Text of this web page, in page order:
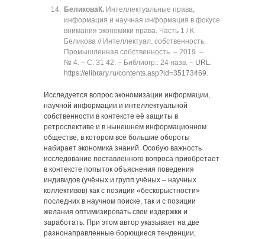
БеликоваК. Интеллектуальные права,
информация и научная информация в фокусе
внимания экономики права. Часть 1 / К.
Беликова // Интеллектуал. собственность.
Промышленная собственность. ‒ 2019. ‒
№ 4. ‒ C. 31 42. ‒ Библиогр.: 24 назв. ‒ URL:
https://elibrary.ru/contents.asp?id=35173469.
Исследуется вопрос экономизации информации,
научной информации и интеллектуальной
собственности в контексте её защиты в
ретроспективе и в нынешнем информационном
обществе, в котором всё большие обороты
набирает экономика знаний. Особую важность
исследование поставленного вопроса приобретает
в контексте попыток объяснения поведения
индивидов (учёных и групп учёных ‒ научных
коллективов) как с позиции «бескорыстности»
последних в научном поиске, так и с позиции
желания оптимизировать свои издержки и
заработать. При этом автор указывает на две
разнонаправленные борющиеся тенденции,